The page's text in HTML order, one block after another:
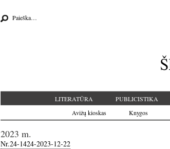
Search for:
LITERATŪRA PUBLICISTIKA
Avižų kioskas
Knygos
2023 m.
Nr.24-1424-2023-12-22